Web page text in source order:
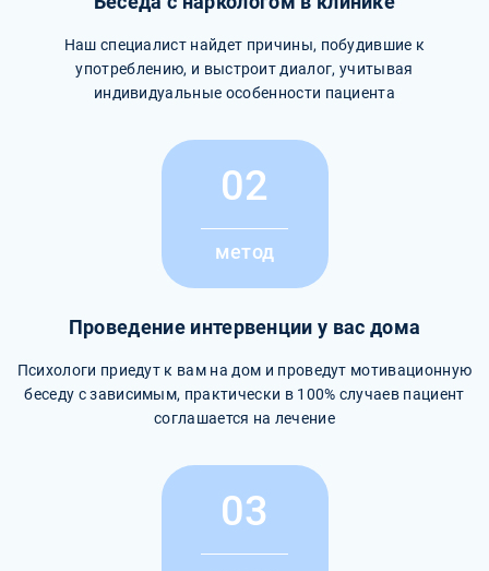
Наш специалист найдет причины, побудившие к
употреблению, и выстроит диалог, учитывая
индивидуальные особенности пациента
02
метод
Проведение интервенции у вас дома
Психологи приедут к вам на дом и проведут мотивационную
беседу с зависимым, практически в 100% случаев пациент
соглашается на лечение
03